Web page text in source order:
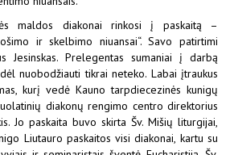
maldos diakonai rinkosi į paskaitą –
ir skelbimo niuansai“. Savo patirtimi
Jesinskas. Prelegentas sumaniai į darbą
nuobodžiauti tikrai neteko. Labai įtraukus
kurį vedė Kauno tarpdiecezinės kunigų
diakonų rengimo centro direktorius
Jo paskaita buvo skirta Šv. Mišių liturgijai,
Liutauro paskaitos visi diakonai, kartu su